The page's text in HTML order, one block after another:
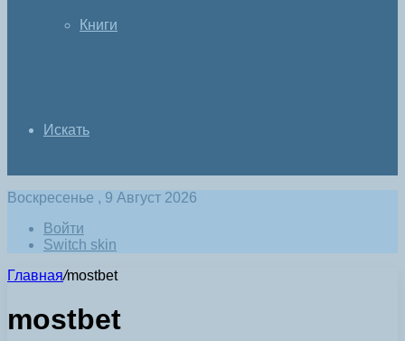
Книги
Искать
Воскресенье , 9 Август 2026
Войти
Switch skin
Главная/mostbet
mostbet